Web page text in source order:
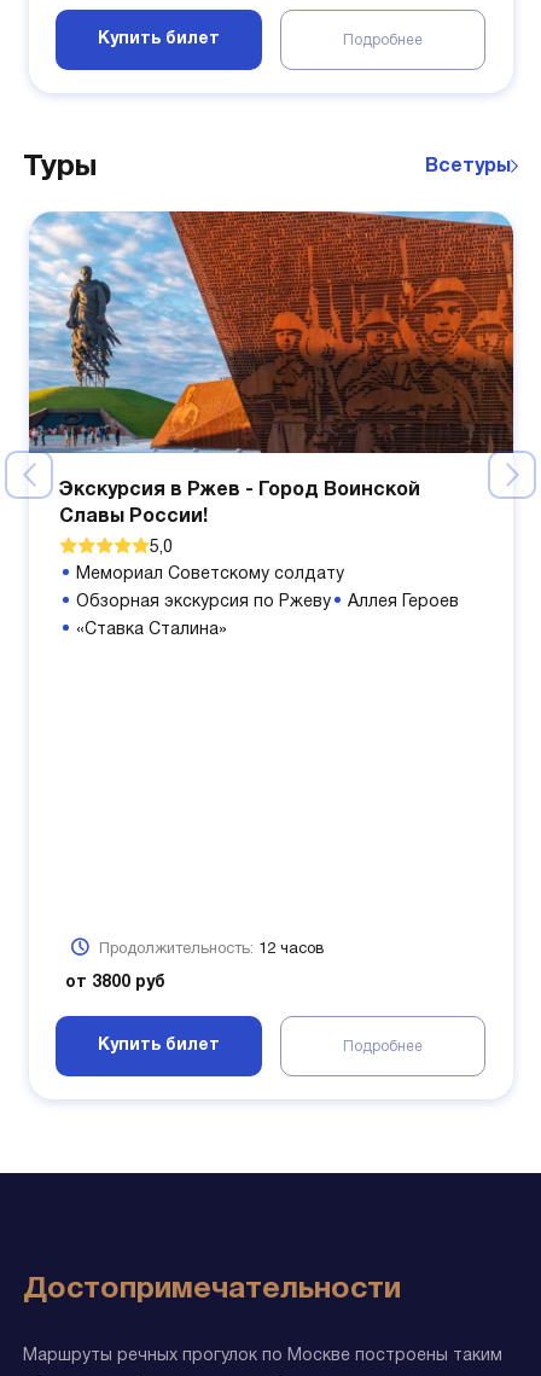
Купить билет Подробнее
Туры Всетуры
Экскурсия в Ржев - Город Воинской
Славы России!
5,0
Мемориал Советскому солдату
Обзорная экскурсия по Ржеву
Аллея Героев
«Ставка Сталина»
Продолжительность: 12 часов
от 3800 руб
Купить билет Подробнее
Достопримечательности
Маршруты речных прогулок по Москве построены таким